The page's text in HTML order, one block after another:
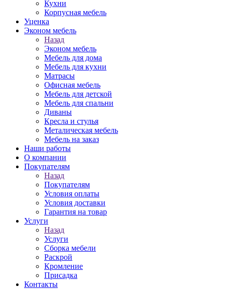
Кухни
Корпусная мебель
Уценка
Эконом мебель
Назад
Эконом мебель
Мебель для дома
Мебель для кухни
Матрасы
Офисная мебель
Мебель для детской
Мебель для спальни
Диваны
Кресла и стулья
Металическая мебель
Мебель на заказ
Наши работы
О компании
Покупателям
Назад
Покупателям
Условия оплаты
Условия доставки
Гарантия на товар
Услуги
Назад
Услуги
Сборка мебели
Раскрой
Кромление
Присадка
Контакты